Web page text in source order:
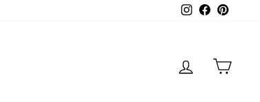
InstagramFacebook
INLOGGEN